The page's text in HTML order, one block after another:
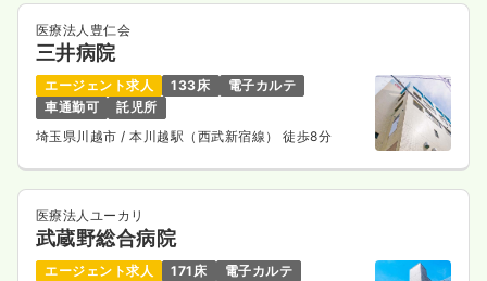
医療法人豊仁会
三井病院
エージェント求人 133床
電子カルテ
車通勤可
託児所
埼玉県川越市 / 本川越駅（西武新宿線） 徒歩8分
医療法人ユーカリ
武蔵野総合病院
エージェント求人 171床
電子カルテ